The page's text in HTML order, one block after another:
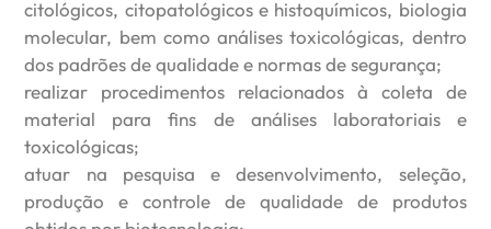
citológicos, citopatológicos e histoquímicos, biologia
molecular, bem como análises toxicológicas, dentro
dos padrões de qualidade e normas de segurança;
realizar procedimentos relacionados à coleta de
material para fins de análises laboratoriais e
toxicológicas;
atuar na pesquisa e desenvolvimento, seleção,
produção e controle de qualidade de produtos